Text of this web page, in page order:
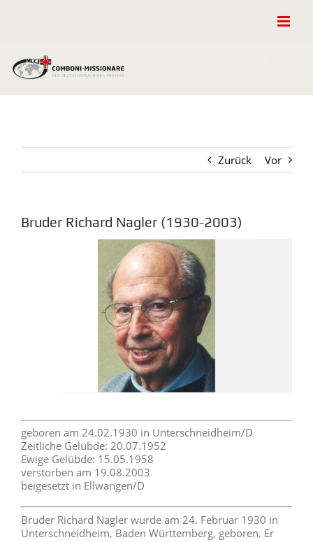
Zurück Vor
Bruder Richard Nagler (1930-2003)
geboren am 24.02.1930 in Unterschneidheim/D
Zeitliche Gelübde: 20.07.1952
Ewige Gelübde: 15.05.1958
verstorben am 19.08.2003
beigesetzt in Ellwangen/D
Bruder Richard Nagler wurde am 24. Februar 1930 in
Unterschneidheim, Baden Württemberg, geboren. Er